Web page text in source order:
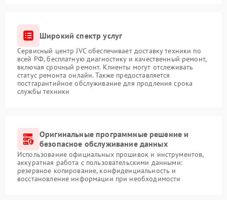
Широкий спектр услуг
Сервисный центр JVC обеспечивает доставку техники по
всей РФ, бесплатную диагностику и качественный ремонт,
включая срочный ремонт. Клиенты могут отслеживать
статус ремонта онлайн. Также предоставляется
постгарантийное обслуживание для продления срока
службы техники
Оригинальные программные решение и
безопасное обслуживание данных
Использование официальных прошивок и инструментов,
аккуратная работа с пользовательскими данными:
резервное копирование, конфиденциальность и
восстановление информации при необходимости